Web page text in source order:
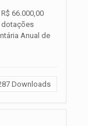
66.000,00
dotações
Anual de
Downloads